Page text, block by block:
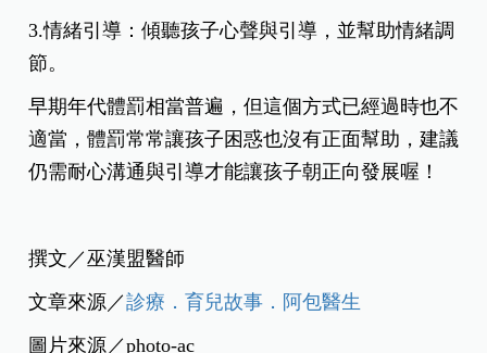
3.情緒引導：傾聽孩子心聲與引導，並幫助情緒調
節。
早期年代體罰相當普遍，但這個方式已經過時也不
適當，體罰常常讓孩子困惑也沒有正面幫助，建議
仍需耐心溝通與引導才能讓孩子朝正向發展喔！
撰文／巫漢盟醫師
文章來源／診療．育兒故事．阿包醫生
圖片來源／photo-ac